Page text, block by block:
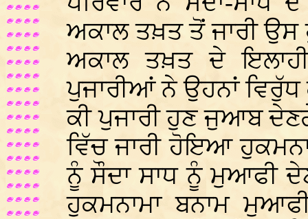
ਅਕਾਲ ਤਖ਼ਤ ਤੋਂ ਜਾਰੀ ਉਸ
ਅਕਾਲ ਤਖ਼ਤ ਦੇ
ਪੁਜਾਰੀਆਂ ਨੇ ਉਹਨਾਂ
ਕੀ ਪੁਜਾਰੀ ਹੁਣ ਜੁਆਬ
ਵਿੱਚ ਜਾਰੀ ਹੋਇਆ
ਨੂੰ ਸੌਦਾ ਸਾਧ ਨੂੰ ਮੁਆਫੀ
ਹੁਕਮਨਾਮਾ ਬਨਾਮ